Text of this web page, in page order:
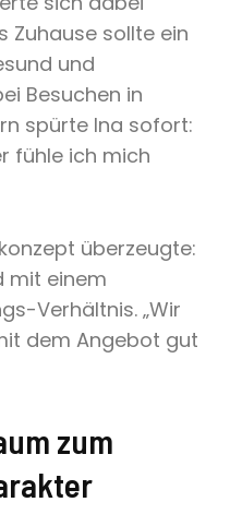
Zuhause sollte ein
und
Besuchen in
spürte Ina sofort:
fühle ich mich
überzeugte:
mit einem
Verhältnis. „Wir
dem Angebot gut
zum